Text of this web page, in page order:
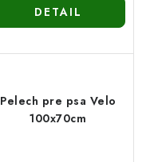
DETAIL
Pelech pre psa Velo
100x70cm